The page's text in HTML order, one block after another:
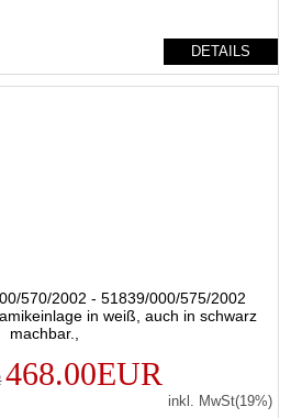
DETAILS
570/2002 - 51839/000/575/2002
in weiß, auch in schwarz
machbar.,
468.00EUR
inkl. MwSt(19%)